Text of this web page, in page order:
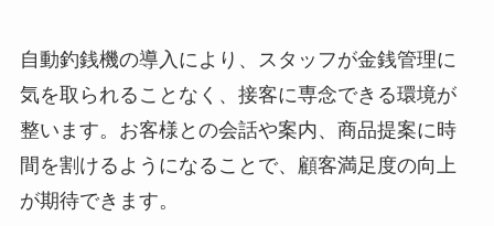
自動釣銭機の導入により、スタッフが金銭管理に
気を取られることなく、接客に専念できる環境が
整います。お客様との会話や案内、商品提案に時
間を割けるようになることで、顧客満足度の向上
が期待できます。